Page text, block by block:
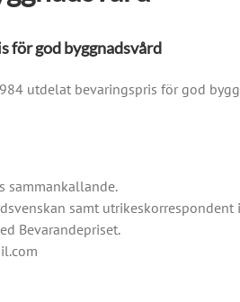
för god byggnadsvård
utdelat bevaringspris för god
sammankallande.
samt
Bevarandepriset.